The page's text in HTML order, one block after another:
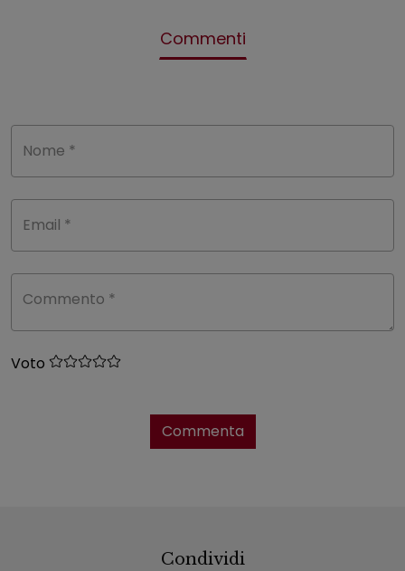
Commenti
Nome *
Email *
Commento *
Voto
Commenta
Condividi